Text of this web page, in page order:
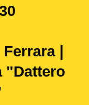
|
"Dattero